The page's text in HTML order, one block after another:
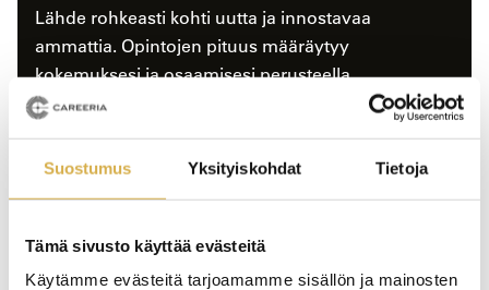
Suostumus Yksityiskohdat Tietoja
Tämä sivusto käyttää evästeitä
Käytämme evästeitä tarjoamamme sisällön ja mainosten
Lähde rohkeasti kohti uutta ja innostavaa
ammattia. Opintojen pituus määräytyy
kokemuksesi ja osaamisesi perusteella.
Opiskeleminen on joustavaa ja sopii myös